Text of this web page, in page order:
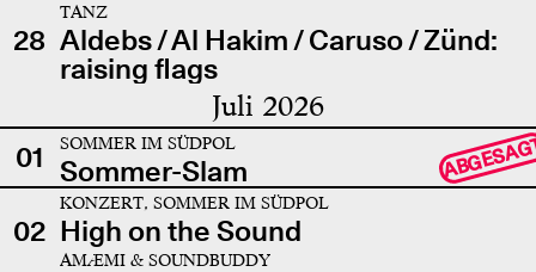
28
TANZ
Aldebs / Al Hakim / Caruso / Zünd:
raising flags
Juli 2026
01 SOMMER IM SÜDPOL
Sommer-Slam
02
KONZERT, SOMMER IM SÜDPOL
High on the Sound
AMÆMI & SOUNDBUDDY